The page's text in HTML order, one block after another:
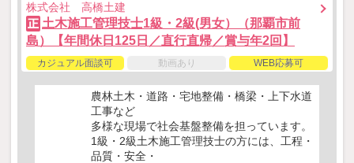
株式会社 高橋土建
正 土木施工管理技士1級・2級(男女）（那覇市前
島）【年間休日125日／直行直帰／賞与年2回】
カジュアル面談可 動画あり WEB応募可
農林土木・道路・宅地整備・橋梁・上下水道
工事など
多様な現場で社会基盤整備を担っています。
1級・2級土木施工管理技士の方には、工程・
品質・安全・